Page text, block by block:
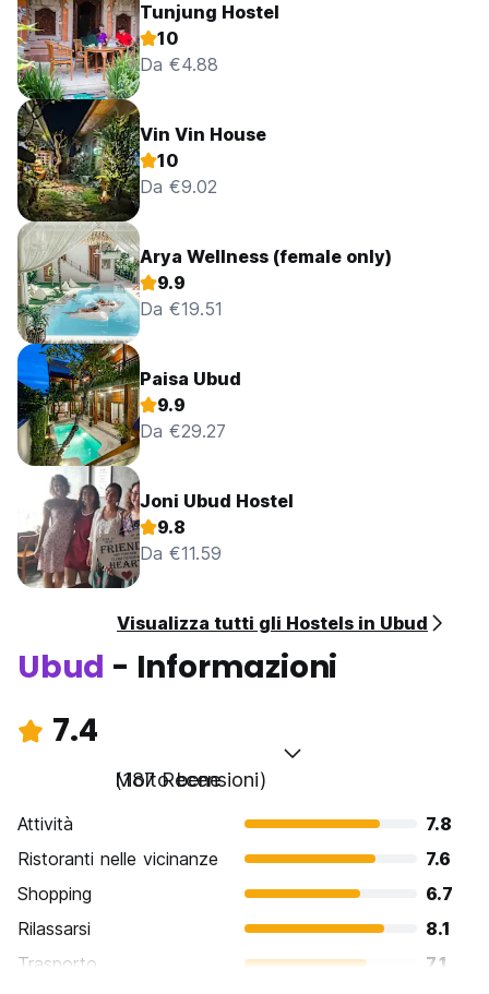
Tunjung Hostel
10
Da €4.88
Vin Vin House
10
Da €9.02
Arya Wellness (female only)
9.9
Da €19.51
Paisa Ubud
9.9
Da €29.27
Joni Ubud Hostel
9.8
Da €11.59
Visualizza tutti gli Hostels in Ubud
Ubud - Informazioni
7.4
Molto bene
(187 Recensioni)
Attività
7.8
Ristoranti nelle vicinanze
7.6
Shopping
6.7
Rilassarsi
8.1
Trasporto
7.1